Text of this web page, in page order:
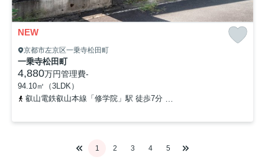
NEW
京都市左京区一乗寺松田町
一乗寺松田町
4,880万円管理費-
94.10㎡（3LDK）
叡山電鉄叡山本線「修学院」駅 徒歩7分
1 2 3 4 5